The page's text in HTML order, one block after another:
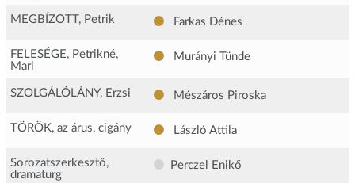
MEGBÍZOTT, Petrik Farkas Dénes
FELESÉGE, Petrikné,
Mari
Murányi Tünde
SZOLGÁLÓLÁNY, Erzsi Mészáros Piroska
TÖRÖK, az árus, cigány László Attila
Sorozatszerkesztő,
dramaturg
Perczel Enikő